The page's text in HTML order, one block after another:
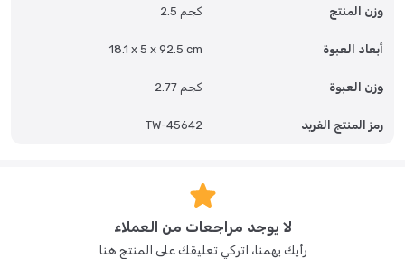
وزن المنتج 2.5 كجم
أبعاد العبوة 18.1 x 5 x 92.5 cm
وزن العبوة 2.77 كجم
رمز المنتج الفريد TW-45642
لا يوجد مراجعات من العملاء
رأيك يهمنا، اتركي تعليقك على المنتج هنا